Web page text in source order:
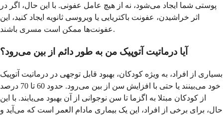
پوستی شما ایجاد می‌شود، نه از هیچ عامل عفونی. با این حال، اگر در
اثر خراشیدن، عفونت باکتریایی یا ویروسی ثانویه ایجاد کنید، این
عفونت‌ها ممکن است مسری باشند.
آیا درماتیت آتوپیک من به طور دائم از بین می‌رود؟
بسیاری از افراد، به ویژه کودکان، بهبود قابل توجهی در درماتیت آتوپیک
خود می‌بینند یا حتی با افزایش سن از بین می‌رود. حدود 60 تا 70 درصد
از کودکان مبتلا به اگزما تا سن نوجوانی از آن بهبود می‌یابند. با این
حال، برای برخی از افراد، این یک بیماری مادام العمر است که می‌آید و